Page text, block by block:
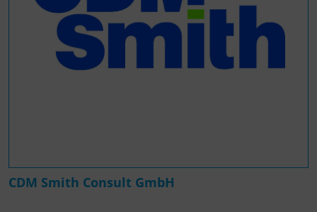
CDM Smith Consult GmbH